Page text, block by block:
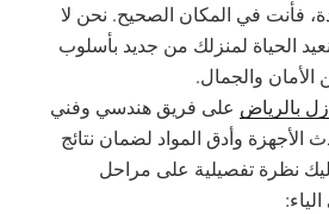
فأنت في المكان الصحيح. نحن لا
الحياة لمنزلك من جديد بأسلوب
والجمال.
بالرياض على فريق هندسي وفني
وأدق المواد لضمان نتائج
نظرة تفصيلية على مراحل